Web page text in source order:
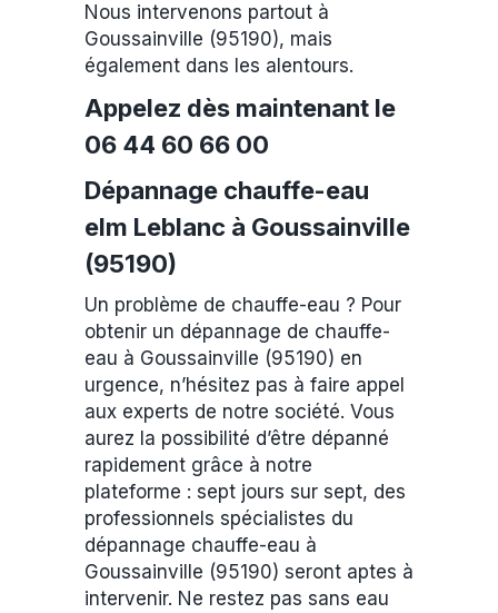
Nous intervenons partout à
Goussainville (95190), mais
également dans les alentours.
Appelez dès maintenant le
06 44 60 66 00
Dépannage chauffe-eau
elm Leblanc à Goussainville
(95190)
Un problème de chauffe-eau ? Pour
obtenir un dépannage de chauffe-
eau à Goussainville (95190) en
urgence, n’hésitez pas à faire appel
aux experts de notre société. Vous
aurez la possibilité d’être dépanné
rapidement grâce à notre
plateforme : sept jours sur sept, des
professionnels spécialistes du
dépannage chauffe-eau à
Goussainville (95190) seront aptes à
intervenir. Ne restez pas sans eau